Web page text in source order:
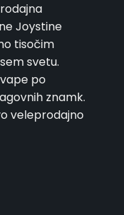
Joystine
tisočim
svetu.
po
znamk.
veleprodajno